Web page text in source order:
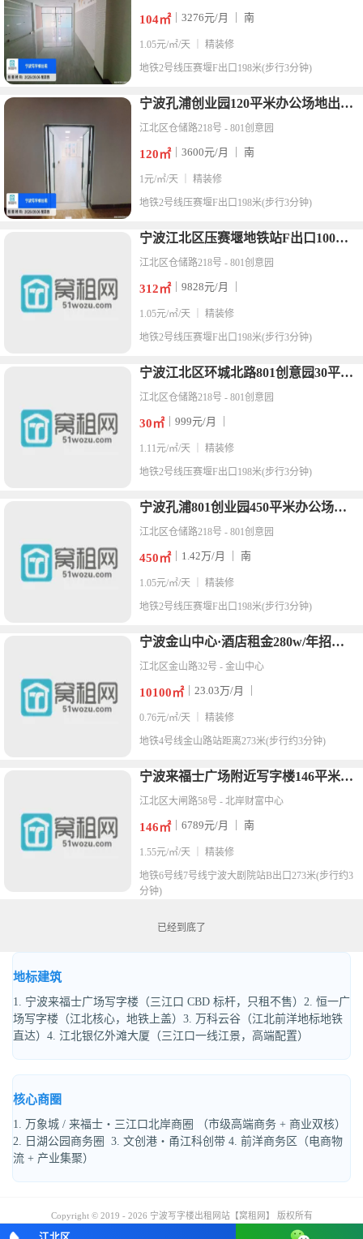
104㎡｜3276元/月 ｜ 南
1.05元/㎡/天 ｜ 精装修
地铁2号线压赛堰F出口198米(步行3分钟)
宁波孔浦创业园120平米办公场地出租单价1元/平米
江北区仓储路218号 - 801创意园
120㎡｜3600元/月 ｜ 南
1元/㎡/天 ｜ 精装修
地铁2号线压赛堰F出口198米(步行3分钟)
宁波江北区压赛堰地铁站F出口100米801园区出租312平米
江北区仓储路218号 - 801创意园
312㎡｜9828元/月 ｜
1.05元/㎡/天 ｜ 精装修
地铁2号线压赛堰F出口198米(步行3分钟)
宁波江北区环城北路801创意园30平米出租1000元/月
江北区仓储路218号 - 801创意园
30㎡｜999元/月 ｜
1.11元/㎡/天 ｜ 精装修
地铁2号线压赛堰F出口198米(步行3分钟)
宁波孔浦801创业园450平米办公场地出租实际面积550平米
江北区仓储路218号 - 801创意园
450㎡｜1.42万/月 ｜ 南
1.05元/㎡/天 ｜ 精装修
地铁2号线压赛堰F出口198米(步行3分钟)
宁波金山中心·酒店租金280w/年招优秀合作运营方
江北区金山路32号 - 金山中心
10100㎡｜23.03万/月 ｜
0.76元/㎡/天 ｜ 精装修
地铁4号线金山路站距离273米(步行约3分钟)
宁波来福士广场附近写字楼146平米6800元精装修办公室出租
江北区大闸路58号 - 北岸财富中心
146㎡｜6789元/月 ｜ 南
1.55元/㎡/天 ｜ 精装修
地铁6号线7号线宁波大剧院站B出口273米(步行约3
分钟)
已经到底了
地标建筑
1. 宁波来福士广场写字楼（三江口 CBD 标杆，只租不售）2. 恒一广
场写字楼（江北核心，地铁上盖）3. 万科云谷（江北前洋地标地铁
直达）4. 江北银亿外滩大厦（三江口一线江景，高端配置）
核心商圈
1. 万象城 / 来福士・三江口北岸商圈 （市级高端商务 + 商业双核）
2. 日湖公园商务圈 3. 文创港・甬江科创带 4. 前洋商务区（电商物
流 + 产业集聚）
Copyright © 2019 - 2026 宁波写字楼出租网站【窝租网】 版权所有